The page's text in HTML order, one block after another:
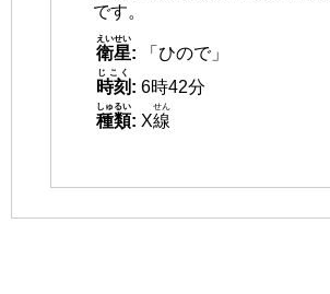
です。
衛星
えいせい
:
「ひので」
時刻
じこく
: 6時42分
種類
しゅるい
: X線
せん